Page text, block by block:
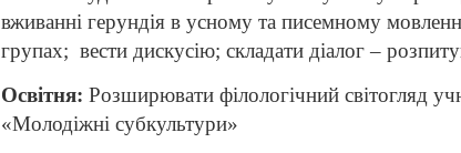
вживанні герундія в усному та писемному
групах; вести дискусію; складати діалог –
Освітня: Розширювати філологічний світогляд
«Молодіжні субкультури»